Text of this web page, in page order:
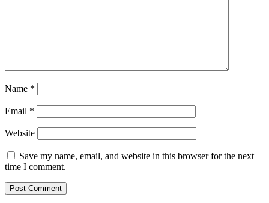
Name *
Email *
Website
Save my name, email, and website in this browser for the next
time I comment.